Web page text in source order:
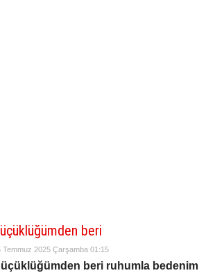
beri
Temmuz 2025 Çarşamba 01:15
beri ruhumla bedenim